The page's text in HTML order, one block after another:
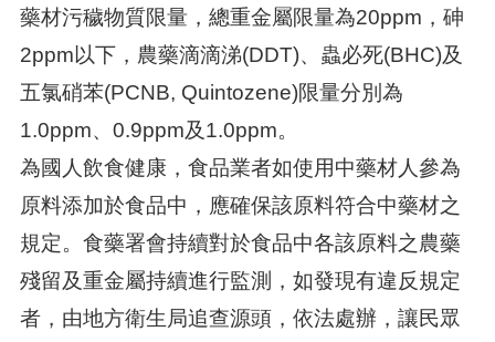
藥材污穢物質限量，總重金屬限量為20ppm，砷
2ppm以下，農藥滴滴涕(DDT)、蟲必死(BHC)及
五氯硝苯(PCNB, Quintozene)限量分別為
1.0ppm、0.9ppm及1.0ppm。
為國人飲食健康，食品業者如使用中藥材人參為
原料添加於食品中，應確保該原料符合中藥材之
規定。食藥署會持續對於食品中各該原料之農藥
殘留及重金屬持續進行監測，如發現有違反規定
者，由地方衛生局追查源頭，依法處辦，讓民眾